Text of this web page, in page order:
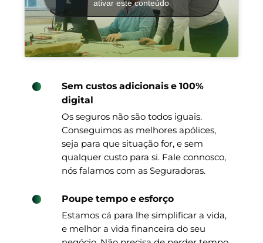
Sem custos adicionais e 100%
digital
Os seguros não são todos iguais.
Conseguimos as melhores apólices,
seja para que situação for, e sem
qualquer custo para si. Fale connosco,
nós falamos com as Seguradoras.
Poupe tempo e esforço
Estamos cá para lhe simplificar a vida,
e melhor a vida financeira do seu
ativar este conteúdo